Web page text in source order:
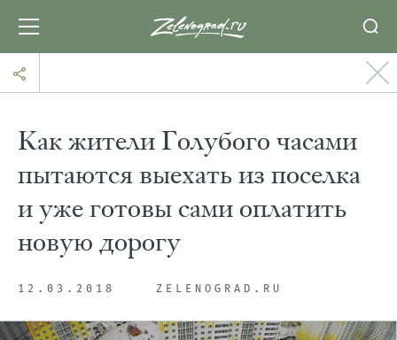
Как жители Голубого часами
пытаются выехать из поселка
и уже готовы сами оплатить
новую дорогу
12.03.2018 ZELENOGRAD.RU